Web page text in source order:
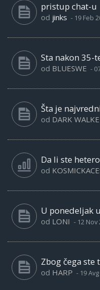
pristup chat-u
od jinks - 19 Feb
Sta nakon 35-
od BLUESWE -
Šta je
od DARK
Da li ste
od
U ponedeljak
od LONI - 12 Nov
Zbog čega
od HARP - 19